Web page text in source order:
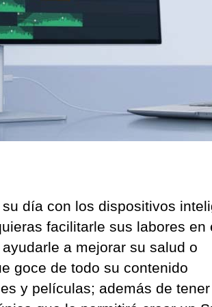
día con los dispositivos
facilitarle sus labores en
a mejorar su salud o
goce de todo su contenido
y películas; además de tener